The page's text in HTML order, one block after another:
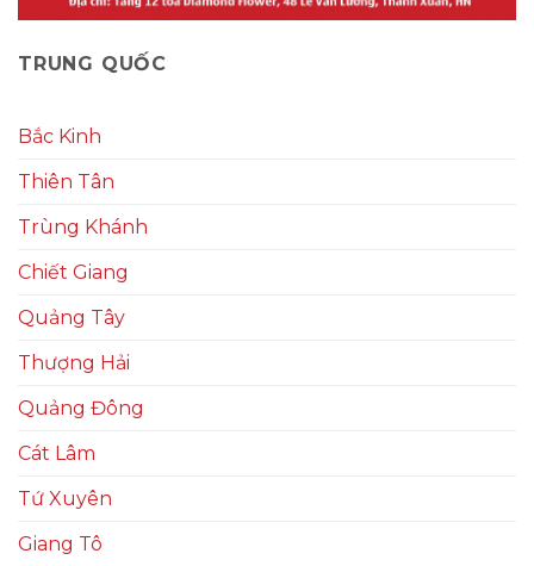
TRUNG QUỐC
Bắc Kinh
Thiên Tân
Trùng Khánh
Chiết Giang
Quảng Tây
Thượng Hải
Quảng Đông
Cát Lâm
Tứ Xuyên
Giang Tô